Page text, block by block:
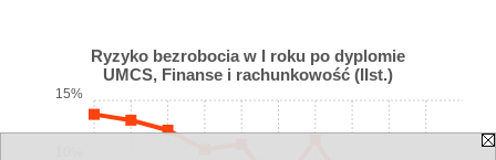
Ryzyko bezrobocia w I roku po dyplomie
UMCS, Finanse i rachunkowość (IIst.)
15%